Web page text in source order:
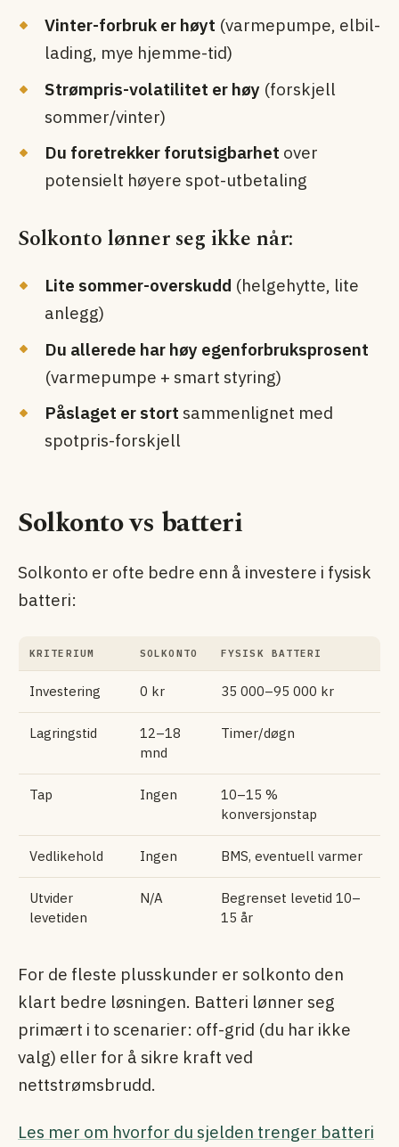
Vinter-forbruk er høyt (varmepumpe, elbil-
lading, mye hjemme-tid)
Strømpris-volatilitet er høy (forskjell
sommer/vinter)
Du foretrekker forutsigbarhet over
potensielt høyere spot-utbetaling
Solkonto lønner seg ikke når:
Lite sommer-overskudd (helgehytte, lite
anlegg)
Du allerede har høy egenforbruks­prosent
(varmepumpe + smart styring)
Påslaget er stort sammenlignet med
spotpris-forskjell
Solkonto vs batteri
Solkonto er ofte bedre enn å investere i fysisk
batteri:
KRITERIUM SOLKONTO FYSISK BATTERI
Investering 0 kr 35 000–95 000 kr
Lagringstid
12–18
mnd
Timer/døgn
Tap Ingen
10–15 %
konversjonstap
Vedlikehold Ingen BMS, eventuell varmer
Utvider
levetiden
N/A
Begrenset levetid 10–
15 år
For de fleste plusskunder er solkonto den
klart bedre løsningen. Batteri lønner seg
primært i to scenarier: off-grid (du har ikke
valg) eller for å sikre kraft ved
nettstrømsbrudd.
Les mer om hvorfor du sjelden trenger batteri